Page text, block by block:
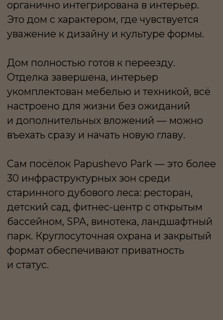
ЧИСТАЯ ГЕОМЕТРИЯ,
КРУПНЫЕ ГОРИЗОНТАЛИ,
ВЫРАЗИТЕЛЬНЫЕ ТЕРРАСЫ
И БЛАГОРОДНЫЕ ФАКТУРЫ
РЕСПЕКТАБЕЛЬНОЙ
ЗАГОРОДНОЙ
РЕЗИДЕНЦИИ